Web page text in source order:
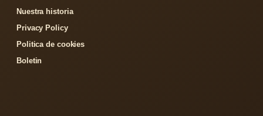
Nuestra historia
Privacy Policy
Politica de cookies
Boletin